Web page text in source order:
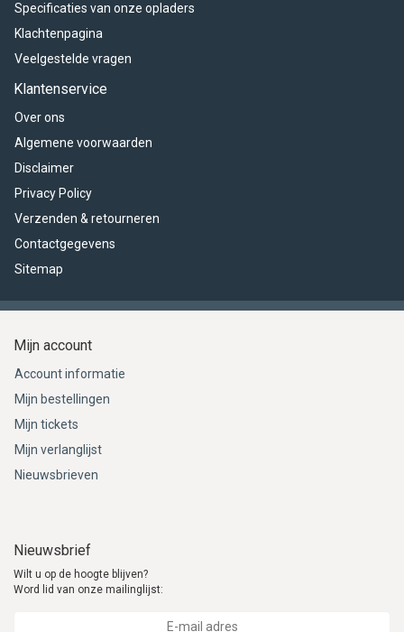
Specificaties van onze opladers
Klachtenpagina
Veelgestelde vragen
Klantenservice
Over ons
Algemene voorwaarden
Disclaimer
Privacy Policy
Verzenden & retourneren
Contactgegevens
Sitemap
Mijn account
Account informatie
Mijn bestellingen
Mijn tickets
Mijn verlanglijst
Nieuwsbrieven
Nieuwsbrief
Wilt u op de hoogte blijven?
Word lid van onze mailinglijst: